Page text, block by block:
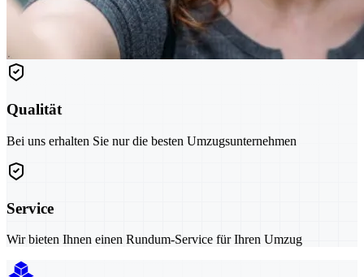
Qualität
Bei uns erhalten Sie nur die besten Umzugsunternehmen
Service
Wir bieten Ihnen einen Rundum-Service für Ihren Umzug